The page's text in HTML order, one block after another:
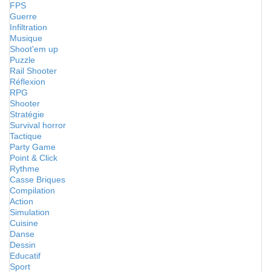
FPS
Guerre
Infiltration
Musique
Shoot'em up
Puzzle
Rail Shooter
Réflexion
RPG
Shooter
Stratégie
Survival horror
Tactique
Party Game
Point & Click
Rythme
Casse Briques
Compilation
Action
Simulation
Cuisine
Danse
Dessin
Educatif
Sport